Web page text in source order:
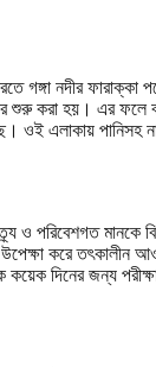
গঙ্গা নদীর ফারাক্কা
শুরু করা হয়। এর ফলে
ওই এলাকায় পানিসহ
ও পরিবেশগত মানকে
উপেক্ষা করে তৎকালীন
দিনের জন্য